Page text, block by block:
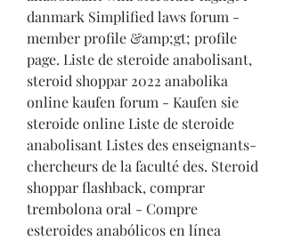
danmark Simplified laws forum -
member profile &amp;gt; profile
page. Liste de steroide anabolisant,
steroid shoppar 2022 anabolika
online kaufen forum - Kaufen sie
steroide online Liste de steroide
anabolisant Listes des enseignants-
chercheurs de la faculté des. Steroid
shoppar flashback, comprar
trembolona oral - Compre
esteroides anabólicos en línea